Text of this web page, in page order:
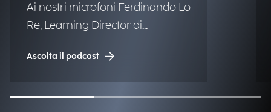
Ai nostri microfoni Ferdinando Lo
Re, Learning Director di
Ascolta il podcast